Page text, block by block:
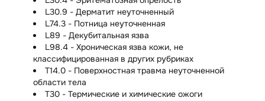
L30.9 - Дерматит неуточненный
L74.3 - Потница неуточненная
L89 - Декубитальная язва
L98.4 - Хроническая язва кожи, не
классифицированная в других рубриках
T14.0 - Поверхностная травма неуточненной
области тела
T30 - Термические и химические ожоги